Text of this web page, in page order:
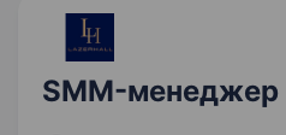
SMM-менеджер